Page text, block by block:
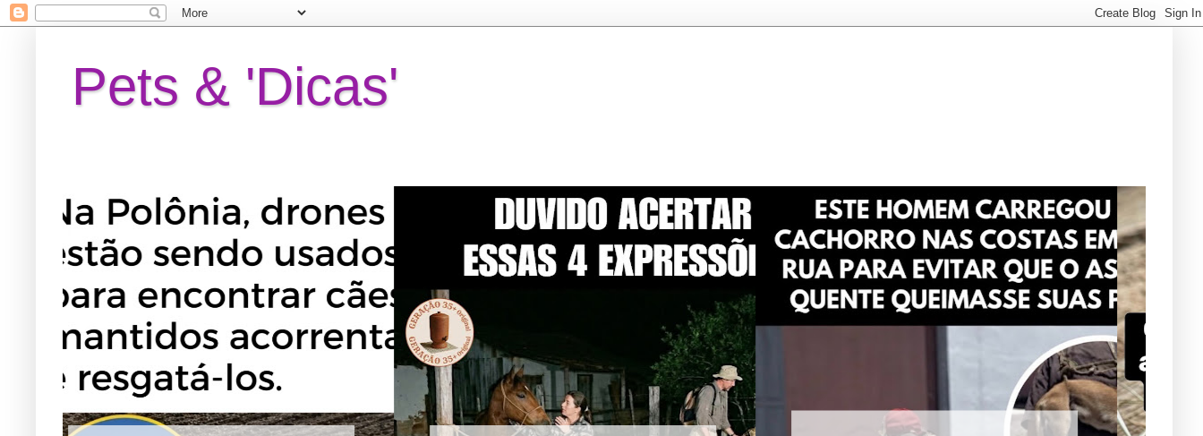
Pets & 'Dicas'